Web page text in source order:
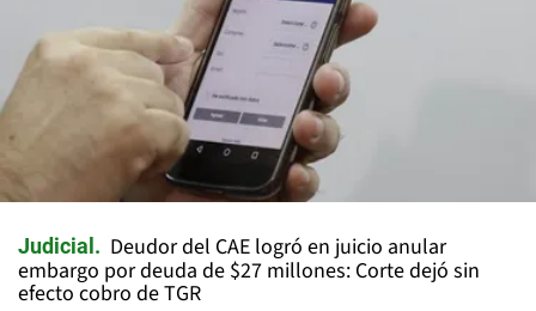
Judicial
Deudor del CAE logró en juicio anular
embargo por deuda de $27 millones: Corte dejó sin
efecto cobro de TGR